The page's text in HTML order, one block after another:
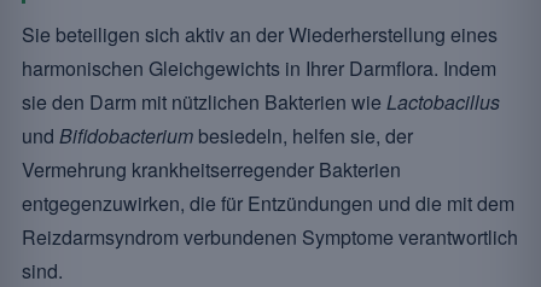
Sie beteiligen sich aktiv an der Wiederherstellung eines
harmonischen Gleichgewichts in Ihrer Darmflora. Indem
sie den Darm mit nützlichen Bakterien wie Lactobacillus
und Bifidobacterium besiedeln, helfen sie, der
Vermehrung krankheitserregender Bakterien
entgegenzuwirken, die für Entzündungen und die mit dem
Reizdarmsyndrom verbundenen Symptome verantwortlich
sind.